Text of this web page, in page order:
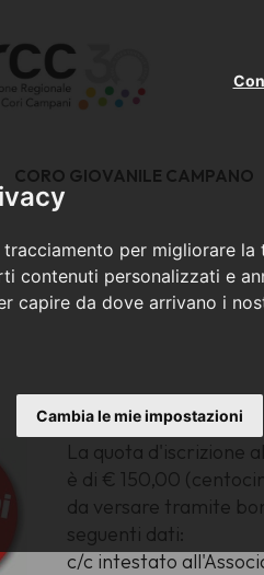
per migliorare la
contenuti personalizzati e
capire da dove arrivano i
Cambia le mie impostazioni
CORO GIOVANILE CAMPANO
La quota d'iscrizione
è di € 150,00
da versare tramite
seguenti dati:
c/c intestato